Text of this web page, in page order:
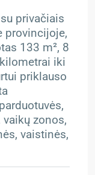
privačiais
provincijoje,
133 m², 8
iki
priklauso
zonos,
vaistinės,